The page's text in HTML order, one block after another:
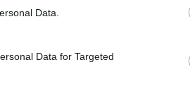
Data.
Data for Targeted
Ekonomikos ir lyderystės
skaitmeninė sveikata